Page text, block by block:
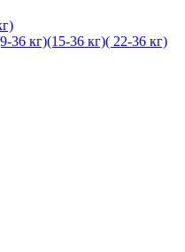
36 кг)(15-36 кг)( 22-36 кг)